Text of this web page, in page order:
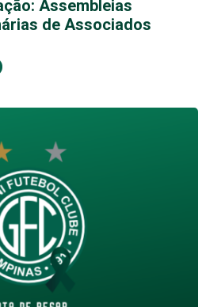
Assembleias
de Associados